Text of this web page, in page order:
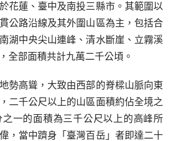
花蓮、臺中及南投三縣市。其範圍以
公路沿線及其外圍山區為主，包括合
湖中央尖山連峰、清水斷崖、立霧溪
全部面積共計九萬二千公頃。
勢高聳，大致由西部的脊樑山脈向東
二千公尺以上的山區面積約佔全境之
一的面積為三千公尺以上的高峰所
，當中躋身「臺灣百岳」者即達二十